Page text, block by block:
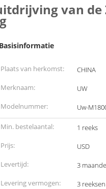
van
Basisinformatie
Plaats van herkomst:
CHINA
Merknaam:
UW
Modelnummer:
Uw-
Min. bestelaantal:
1 reeks
Prijs:
USD
Levertijd:
3
Levering vermogen:
3